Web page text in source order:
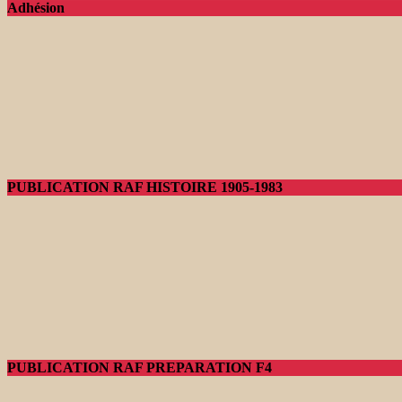
Adhésion
PUBLICATION RAF HISTOIRE 1905-1983
PUBLICATION RAF PREPARATION F4